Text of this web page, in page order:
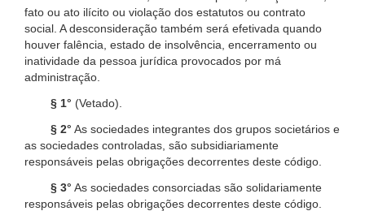
fato ou ato ilícito ou violação dos estatutos ou contrato
social. A desconsideração também será efetivada quando
houver falência, estado de insolvência, encerramento ou
inatividade da pessoa jurídica provocados por má
administração.
§ 1° (Vetado).
§ 2° As sociedades integrantes dos grupos societários e
as sociedades controladas, são subsidiariamente
responsáveis pelas obrigações decorrentes deste código.
§ 3° As sociedades consorciadas são solidariamente
responsáveis pelas obrigações decorrentes deste código.